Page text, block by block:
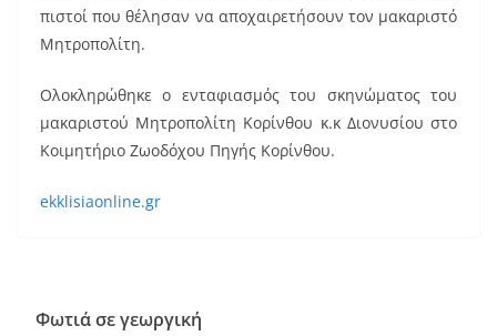
πιστοί που θέλησαν να αποχαιρετήσουν τον μακαριστό
Μητροπολίτη.
Ολοκληρώθηκε ο ενταφιασμός του σκηνώματος του
μακαριστού Μητροπολίτη Κορίνθου κ.κ Διονυσίου στο
Κοιμητήριο Ζωοδόχου Πηγής Κορίνθου.
ekklisiaonline.gr
Φωτιά σε γεωργική